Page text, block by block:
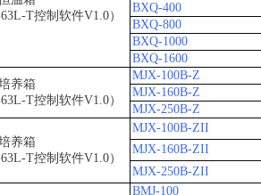
T控制软件V1.0）
BXQ-400
BXQ-800
BXQ-1000
BXQ-1600
养箱
T控制软件V1.0）
MJX-100B-Z
MJX-160B-Z
MJX-250B-Z
养箱
T控制软件V1.0）
MJX-100B-ZII
MJX-160B-ZII
MJX-250B-ZII
BMJ-100